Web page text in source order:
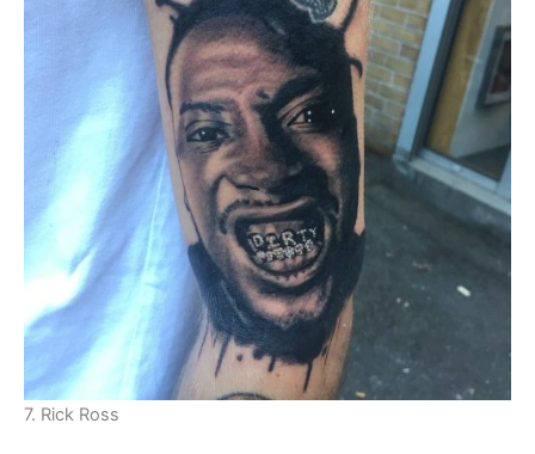
7. Rick Ross